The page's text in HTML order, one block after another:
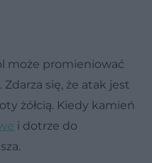
może promieniować
się, że atak jest
żółcią. Kiedy kamień
i dotrze do